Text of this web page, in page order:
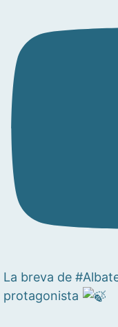
La breva de
protagonista